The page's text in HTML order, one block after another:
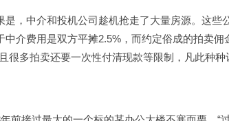
，中介和投机公司趁机抢走了大量房源。这些
中介费用是双方平摊2.5%，而约定俗成的拍卖
很多拍卖还要一次性付清现款等限制，凡此种